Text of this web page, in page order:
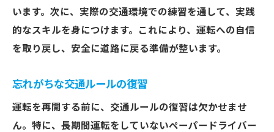
います。次に、実際の交通環境での練習を通して、実践
的なスキルを身につけます。これにより、運転への自信
を取り戻し、安全に道路に戻る準備が整います。
忘れがちな交通ルールの復習
運転を再開する前に、交通ルールの復習は欠かせませ
ん。特に、長期間運転をしていないペーパードライバー